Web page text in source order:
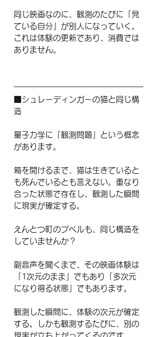
同じ映画なのに、観測のたびに「見
ている自分」が別人になっていく。
これは体験の更新であり、消費では
ありません。
■シュレーディンガーの猫と同じ構
造
量子力学に「観測問題」という概念
があります。
箱を開けるまで、猫は生きていると
も死んでいるとも言えない。重なり
合った状態で存在し、観測した瞬間
に現実が確定する。
えんとつ町のプペルも、同じ構造を
していませんか？
副音声を聞くまで、その映画体験は
「1次元のまま」でもあり「多次元
になり得る状態」でもあります。
観測した瞬間に、体験の次元が確定
する。しかも観測するたびに、別の